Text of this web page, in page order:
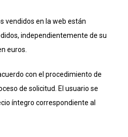
vendidos en la web están
independientemente de su
euros.
con el procedimiento de
de solicitud. El usuario se
íntegro correspondiente al